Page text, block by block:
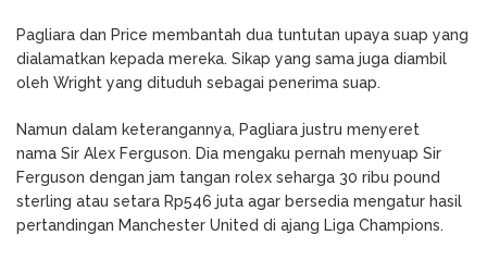
Pagliara dan Price membantah dua tuntutan upaya suap yang
dialamatkan kepada mereka. Sikap yang sama juga diambil
oleh Wright yang dituduh sebagai penerima suap.
Namun dalam keterangannya, Pagliara justru menyeret
nama Sir Alex Ferguson. Dia mengaku pernah menyuap Sir
Ferguson dengan jam tangan rolex seharga 30 ribu pound
sterling atau setara Rp546 juta agar bersedia mengatur hasil
pertandingan Manchester United di ajang Liga Champions.